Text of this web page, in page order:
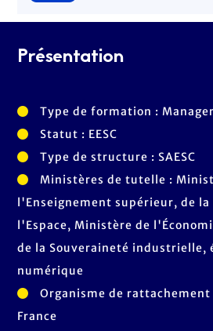
Présentation
Type de formation : Manager
Statut : EESC
Type de structure : SAESC
Ministères de tutelle :
l'Enseignement supérieur, de la
l'Espace, Ministère de
de la Souveraineté industrielle,
numérique
Organisme de rattachement
France